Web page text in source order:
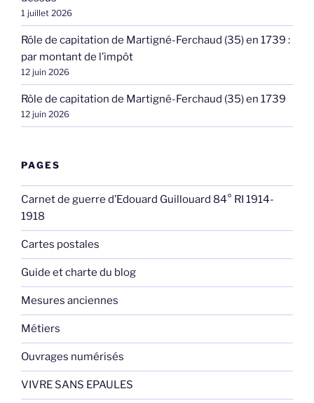
1 juillet 2026
Rôle de capitation de Martigné-Ferchaud (35) en 1739 :
par montant de l’impôt
12 juin 2026
Rôle de capitation de Martigné-Ferchaud (35) en 1739
12 juin 2026
PAGES
Carnet de guerre d’Edouard Guillouard 84° RI 1914-
1918
Cartes postales
Guide et charte du blog
Mesures anciennes
Métiers
Ouvrages numérisés
VIVRE SANS EPAULES